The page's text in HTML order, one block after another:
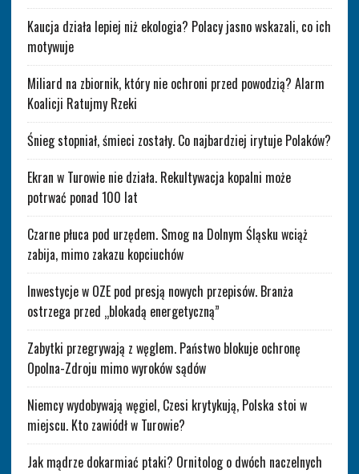
Kaucja działa lepiej niż ekologia? Polacy jasno wskazali, co ich
motywuje
Miliard na zbiornik, który nie ochroni przed powodzią? Alarm
Koalicji Ratujmy Rzeki
Śnieg stopniał, śmieci zostały. Co najbardziej irytuje Polaków?
Ekran w Turowie nie działa. Rekultywacja kopalni może
potrwać ponad 100 lat
Czarne płuca pod urzędem. Smog na Dolnym Śląsku wciąż
zabija, mimo zakazu kopciuchów
Inwestycje w OZE pod presją nowych przepisów. Branża
ostrzega przed „blokadą energetyczną”
Zabytki przegrywają z węglem. Państwo blokuje ochronę
Opolna-Zdroju mimo wyroków sądów
Niemcy wydobywają węgiel, Czesi krytykują, Polska stoi w
miejscu. Kto zawiódł w Turowie?
Jak mądrze dokarmiać ptaki? Ornitolog o dwóch naczelnych